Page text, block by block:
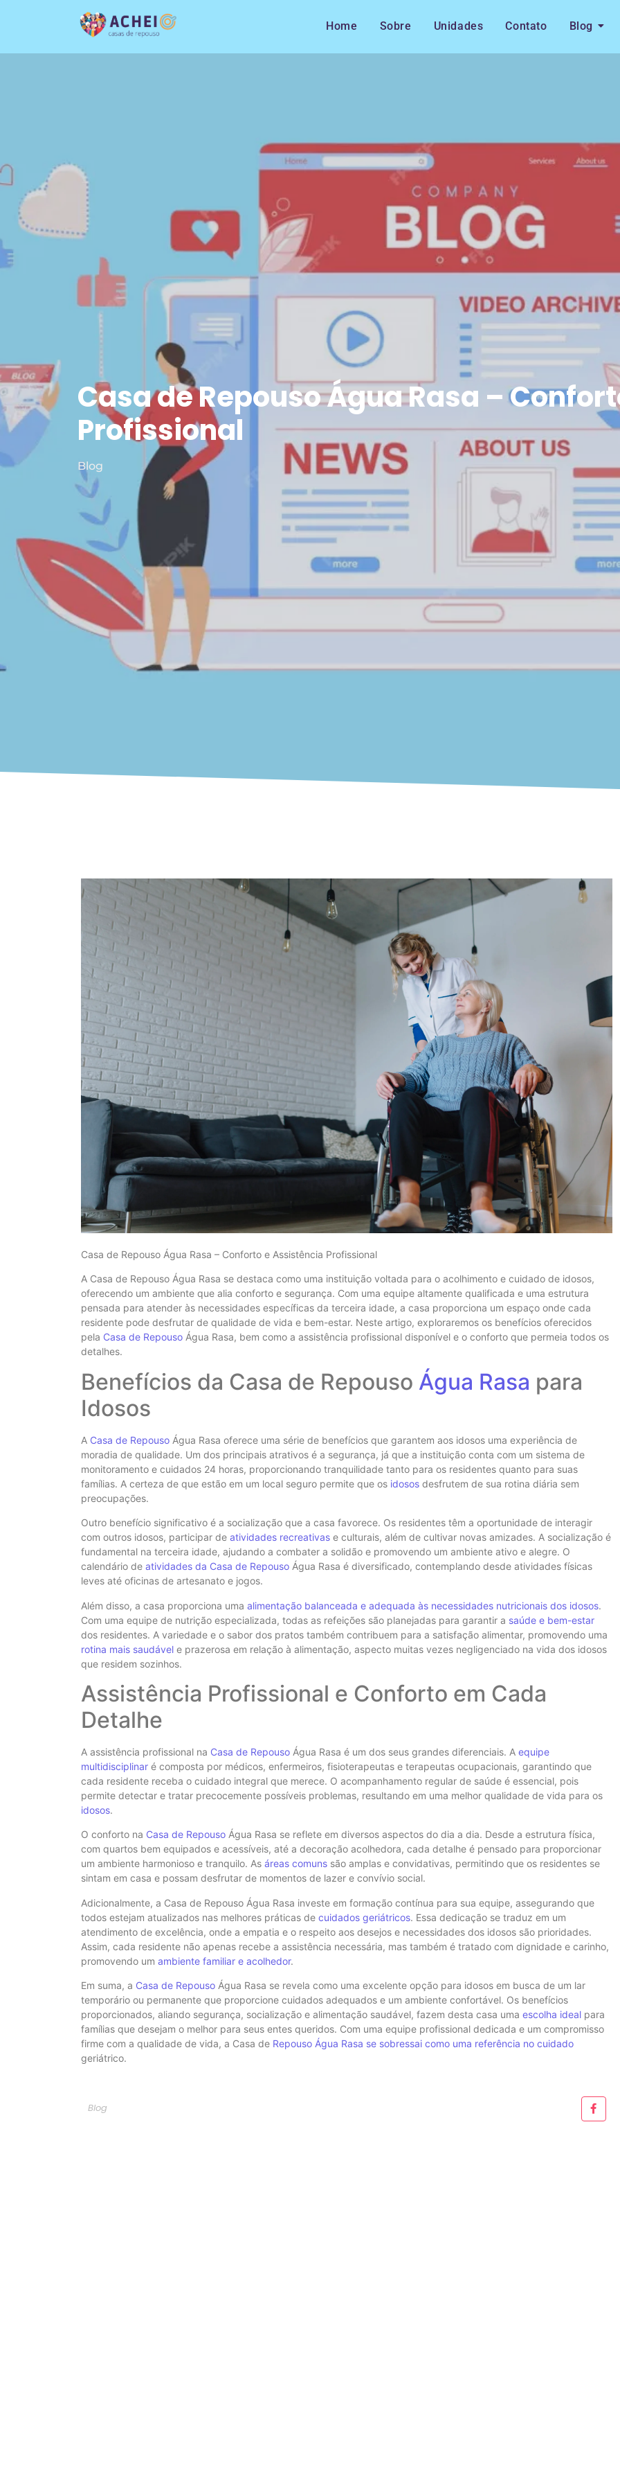
Home Sobre Unidades Contato Blog
Casa de Repouso Água Rasa –
Profissional
Blog
Casa de Repouso Água Rasa – Conforto e Assistência Profissional
A Casa de Repouso Água Rasa se destaca como uma instituição voltada para o acolhimento e cuidado de idosos,
oferecendo um ambiente que alia conforto e segurança. Com uma equipe altamente qualificada e uma estrutura
pensada para atender às necessidades específicas da terceira idade, a casa proporciona um espaço onde cada
residente pode desfrutar de qualidade de vida e bem-estar. Neste artigo, exploraremos os benefícios oferecidos
pela Casa de Repouso Água Rasa, bem como a assistência profissional disponível e o conforto que permeia todos os
detalhes.
Benefícios da Casa de Repouso Água Rasa para
Idosos
A Casa de Repouso Água Rasa oferece uma série de benefícios que garantem aos idosos uma experiência de
moradia de qualidade. Um dos principais atrativos é a segurança, já que a instituição conta com um sistema de
monitoramento e cuidados 24 horas, proporcionando tranquilidade tanto para os residentes quanto para suas
famílias. A certeza de que estão em um local seguro permite que os idosos desfrutem de sua rotina diária sem
preocupações.
Outro benefício significativo é a socialização que a casa favorece. Os residentes têm a oportunidade de interagir
com outros idosos, participar de atividades recreativas e culturais, além de cultivar novas amizades. A socialização é
fundamental na terceira idade, ajudando a combater a solidão e promovendo um ambiente ativo e alegre. O
calendário de atividades da Casa de Repouso Água Rasa é diversificado, contemplando desde atividades físicas
leves até oficinas de artesanato e jogos.
Além disso, a casa proporciona uma alimentação balanceada e adequada às necessidades nutricionais dos idosos.
Com uma equipe de nutrição especializada, todas as refeições são planejadas para garantir a saúde e bem-estar
dos residentes. A variedade e o sabor dos pratos também contribuem para a satisfação alimentar, promovendo uma
rotina mais saudável e prazerosa em relação à alimentação, aspecto muitas vezes negligenciado na vida dos idosos
que residem sozinhos.
Assistência Profissional e Conforto em Cada
Detalhe
A assistência profissional na Casa de Repouso Água Rasa é um dos seus grandes diferenciais. A equipe
multidisciplinar é composta por médicos, enfermeiros, fisioterapeutas e terapeutas ocupacionais, garantindo que
cada residente receba o cuidado integral que merece. O acompanhamento regular de saúde é essencial, pois
permite detectar e tratar precocemente possíveis problemas, resultando em uma melhor qualidade de vida para os
idosos.
O conforto na Casa de Repouso Água Rasa se reflete em diversos aspectos do dia a dia. Desde a estrutura física,
com quartos bem equipados e acessíveis, até a decoração acolhedora, cada detalhe é pensado para proporcionar
um ambiente harmonioso e tranquilo. As áreas comuns são amplas e convidativas, permitindo que os residentes se
sintam em casa e possam desfrutar de momentos de lazer e convívio social.
Adicionalmente, a Casa de Repouso Água Rasa investe em formação contínua para sua equipe, assegurando que
todos estejam atualizados nas melhores práticas de cuidados geriátricos. Essa dedicação se traduz em um
atendimento de excelência, onde a empatia e o respeito aos desejos e necessidades dos idosos são prioridades.
Assim, cada residente não apenas recebe a assistência necessária, mas também é tratado com dignidade e carinho,
promovendo um ambiente familiar e acolhedor.
Em suma, a Casa de Repouso Água Rasa se revela como uma excelente opção para idosos em busca de um lar
temporário ou permanente que proporcione cuidados adequados e um ambiente confortável. Os benefícios
proporcionados, aliando segurança, socialização e alimentação saudável, fazem desta casa uma escolha ideal para
famílias que desejam o melhor para seus entes queridos. Com uma equipe profissional dedicada e um compromisso
firme com a qualidade de vida, a Casa de Repouso Água Rasa se sobressai como uma referência no cuidado
geriátrico.
Blog